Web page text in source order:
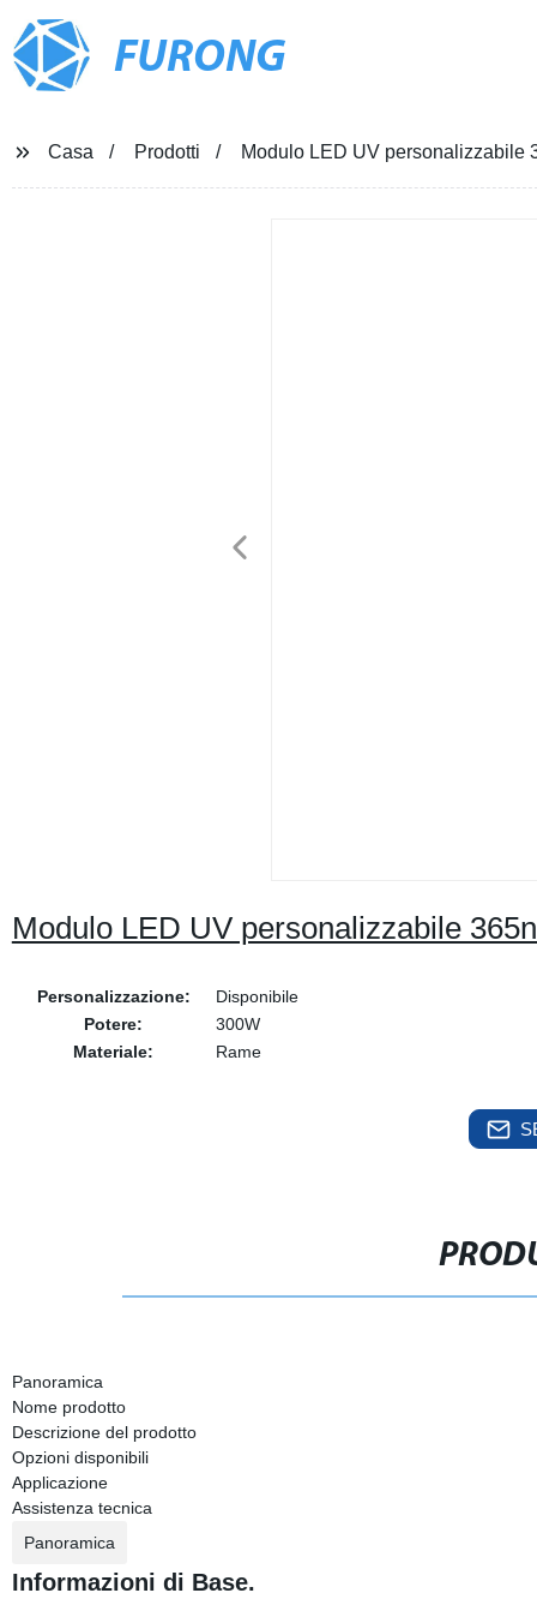
FURONG
Casa Prodotti Modulo LED UV personalizzabile
Modulo LED UV personalizzabile
Personalizzazione:
Disponibile
Potere:
300W
Materiale:
Rame
Panoramica
Nome prodotto
Descrizione del prodotto
Opzioni disponibili
Applicazione
Assistenza tecnica
Panoramica
Informazioni di Base.